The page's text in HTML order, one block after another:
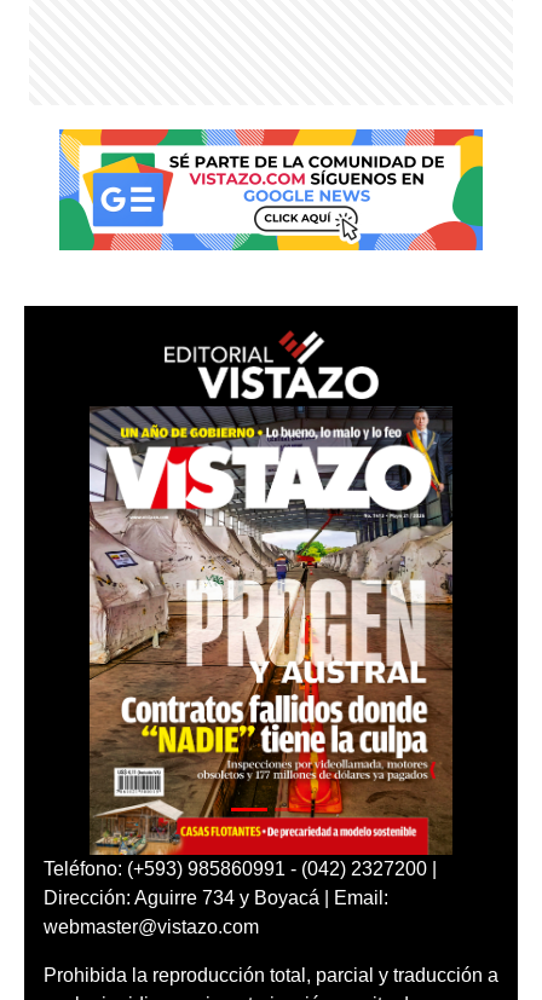
Teléfono: (+593) 985860991 - (042) 2327200 |
Dirección: Aguirre 734 y Boyacá | Email:
webmaster@vistazo.com
Prohibida la reproducción total, parcial y traducción a